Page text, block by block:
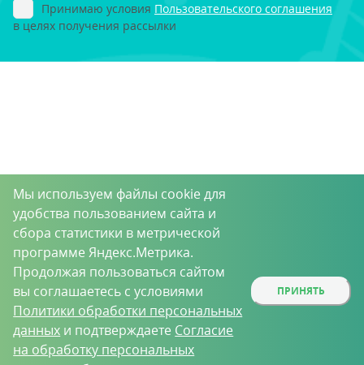
Принимаю условия Пользовательского соглашения
в целях получения рассылки
Мы используем файлы cookie для
удобства пользованием сайта и
сбора статистики в метрической
программе Яндекс.Метрика.
Продолжая пользоваться сайтом
вы соглашаетесь с условиями
Политики обработки персональных
данных и подтверждаете Согласие
на обработку персональных
ПРИНЯТЬ